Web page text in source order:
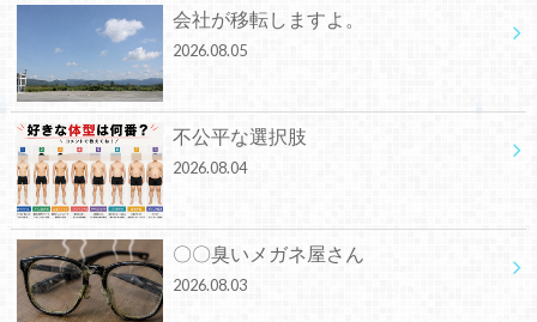
会社が移転しますよ。
2026.08.05
不公平な選択肢
2026.08.04
〇〇臭いメガネ屋さん
2026.08.03